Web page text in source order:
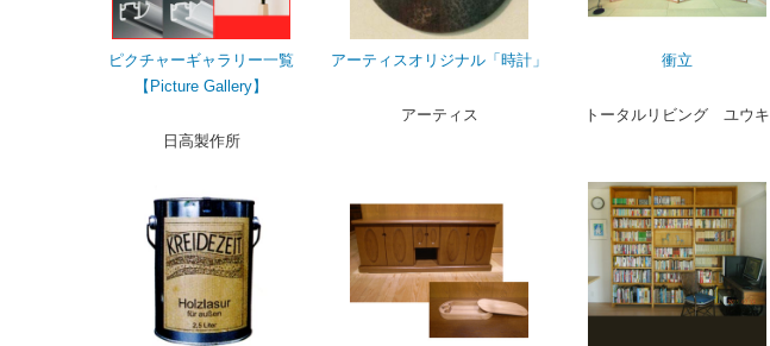
ピクチャーギャラリー一覧
【Picture Gallery】
日高製作所
アーティスオリジナル「時計」
アーティス
衝立
トータルリビング ユウキ